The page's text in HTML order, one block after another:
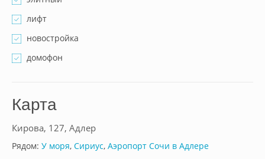
лифт
новостройка
домофон
Карта
Кирова, 127, Адлер
Рядом: У моря, Сириус, Аэропорт Сочи в Адлере